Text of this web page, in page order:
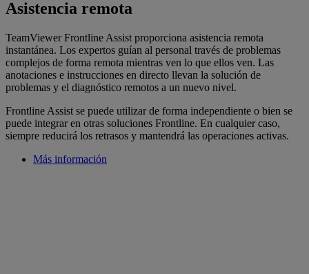
Asistencia remota
TeamViewer Frontline Assist proporciona asistencia remota
instantánea. Los expertos guían al personal través de problemas
complejos de forma remota mientras ven lo que ellos ven. Las
anotaciones e instrucciones en directo llevan la solución de
problemas y el diagnóstico remotos a un nuevo nivel.
Frontline Assist se puede utilizar de forma independiente o bien se
puede integrar en otras soluciones Frontline. En cualquier caso,
siempre reducirá los retrasos y mantendrá las operaciones activas.
Más información